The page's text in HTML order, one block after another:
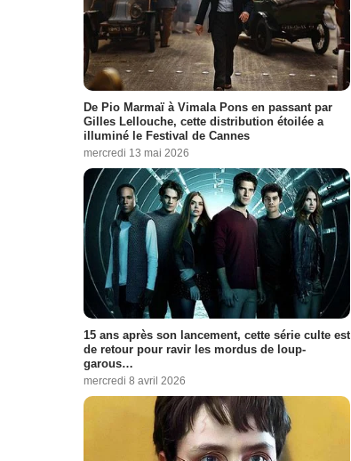
De Pio Marmaï à Vimala Pons en passant par
Gilles Lellouche, cette distribution étoilée a
illuminé le Festival de Cannes
mercredi 13 mai 2026
15 ans après son lancement, cette série culte est
de retour pour ravir les mordus de loup-
garous…
mercredi 8 avril 2026